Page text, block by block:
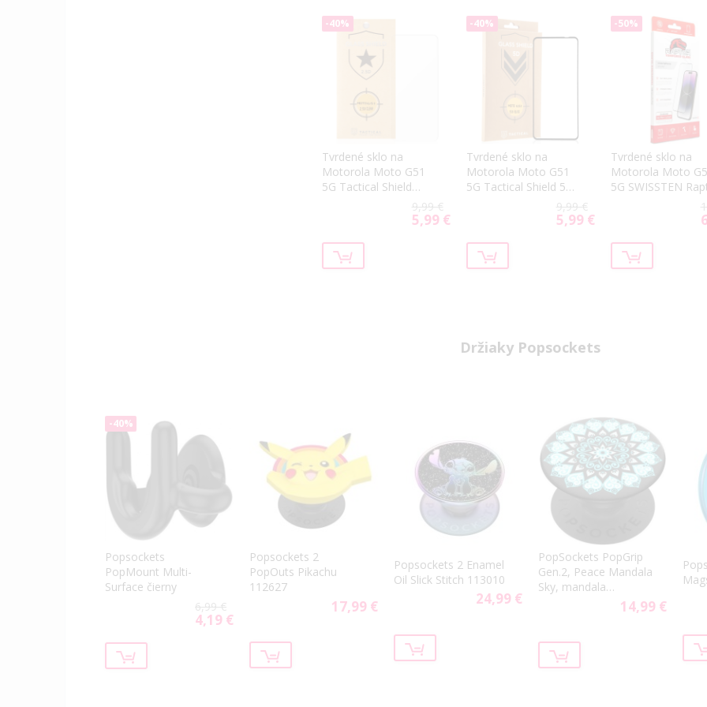
-40%
Tvrdené sklo na
Motorola Moto G51
5G Tactical Shield
9,99 €
Special
5,99 €
-40%
Tvrdené sklo na
Motorola Moto G51
5G Tactical Shield 5D
celotvárové čierne9,99 €
Special
5,99 €
-50%
Tvrdené sklo na
Motorola Moto
5G SWISSTEN
Diamond Ultra
3D celotvárové
Držiaky Popsockets
-40%
Popsockets
PopMount Multi-
Surface čierny
6,99 €
Special
4,19 €
Popsockets 2
PopOuts Pikachu
112627
17,99 €
Popsockets 2 Enamel
Oil Slick Stitch 113010
24,99 €
PopSockets PopGrip
Gen.2, Peace Mandala
Sky, mandala
14,99 €